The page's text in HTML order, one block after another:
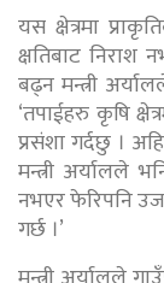
यस क्षेत्रमा
क्षतिबाट निराश
बढ्न मन्त्री
‘तपाईहरु कृषि
प्रसंशा गर्दछु ।
मन्त्री अर्यालले
नभएर फेरिपनि
गर्छ ।’